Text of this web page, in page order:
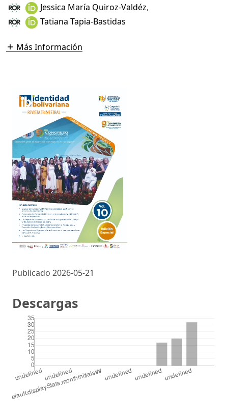
Jessica María Quiroz-Valdéz,
Tatiana Tapia-Bastidas
Más Información
Publicado 2026-05-21
Descargas